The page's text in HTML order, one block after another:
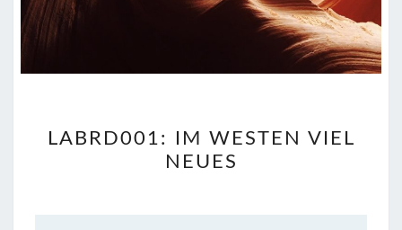
IM
WESTEN
LABRD001: IM WESTEN VIEL
NEUES